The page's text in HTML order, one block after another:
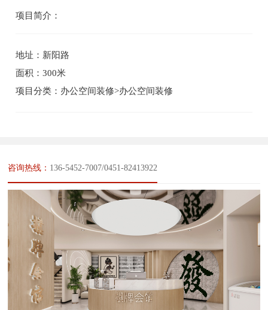
项目简介：
地址：新阳路
面积：300米
项目分类：办公空间装修>办公空间装修
咨询热线： 136-5452-7007/0451-82413922